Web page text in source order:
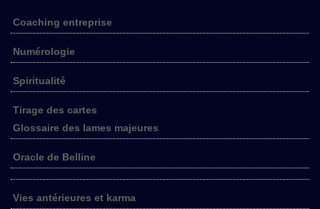
Coaching entreprise
Numérologie
Spiritualité
Tirage des cartes
Glossaire des lames majeures
Oracle de Belline
Vies antérieures et karma